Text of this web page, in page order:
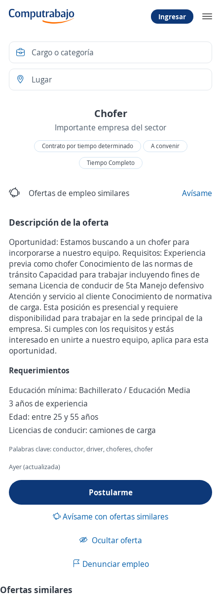
Ingresar
Chofer
Importante empresa del sector
Contrato por tiempo determinado
A convenir
Tiempo Completo
Ofertas de empleo similares Avísame
Descripción de la oferta
Oportunidad: Estamos buscando a un chofer para
incorporarse a nuestro equipo. Requisitos: Experiencia
previa como chofer Conocimiento de las normas de
tránsito Capacidad para trabajar incluyendo fines de
semana Licencia de conducir de 5ta Manejo defensivo
Atención y servicio al cliente Conocimiento de normativa
de carga. Esta posición es presencial y requiere
disponibilidad para trabajar en la sede principal de la
empresa. Si cumples con los requisitos y estás
interesado en unirte a nuestro equipo, aplica para esta
oportunidad.
Requerimientos
Educación mínima: Bachillerato / Educación Media
3 años de experiencia
Edad: entre 25 y 55 años
Licencias de conducir: camiones de carga
Palabras clave: conductor, driver, choferes, chofer
Ayer (actualizada)
Postularme
Avísame con ofertas similares
Ocultar oferta
Denunciar empleo
Ofertas similares